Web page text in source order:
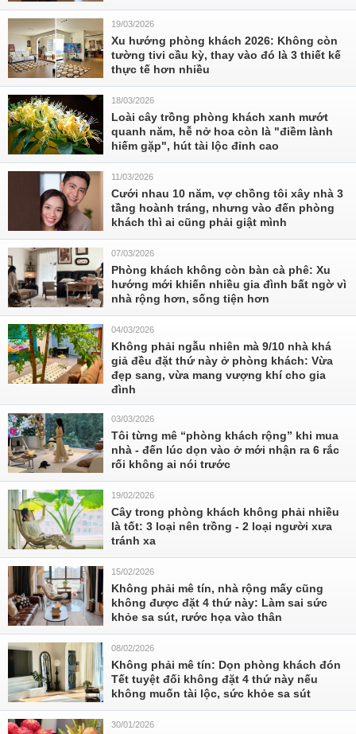
19/03/2026
Xu hướng phòng khách 2026: Không còn
tường tivi cầu kỳ, thay vào đó là 3 thiết kế
thực tế hơn nhiều
18/03/2026
Loài cây trồng phòng khách xanh mướt
quanh năm, hễ nở hoa còn là "điềm lành
hiếm gặp", hút tài lộc đỉnh cao
11/03/2026
Cưới nhau 10 năm, vợ chồng tôi xây nhà 3
tầng hoành tráng, nhưng vào đến phòng
khách thì ai cũng phải giật mình
07/03/2026
Phòng khách không còn bàn cà phê: Xu
hướng mới khiến nhiều gia đình bất ngờ vì
nhà rộng hơn, sống tiện hơn
04/03/2026
Không phải ngẫu nhiên mà 9/10 nhà khá
giả đều đặt thứ này ở phòng khách: Vừa
đẹp sang, vừa mang vượng khí cho gia
đình
03/03/2026
Tôi từng mê “phòng khách rộng” khi mua
nhà - đến lúc dọn vào ở mới nhận ra 6 rắc
rối không ai nói trước
19/02/2026
Cây trong phòng khách không phải nhiều
là tốt: 3 loại nên trồng - 2 loại người xưa
tránh xa
15/02/2026
Không phải mê tín, nhà rộng mấy cũng
không được đặt 4 thứ này: Làm sai sức
khỏe sa sút, rước họa vào thân
08/02/2026
Không phải mê tín: Dọn phòng khách đón
Tết tuyệt đối không đặt 4 thứ này nếu
không muốn tài lộc, sức khỏe sa sút
30/01/2026